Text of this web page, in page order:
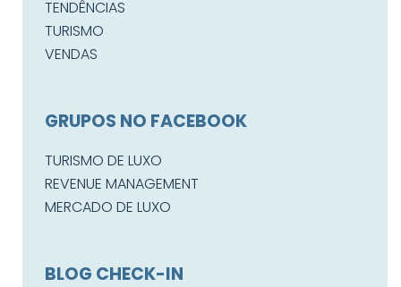
TENDÊNCIAS
TURISMO
VENDAS
GRUPOS NO FACEBOOK
TURISMO DE LUXO
REVENUE MANAGEMENT
MERCADO DE LUXO
BLOG CHECK-IN